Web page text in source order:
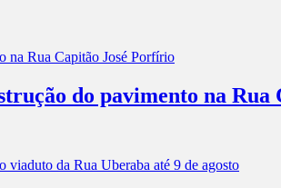
do pavimento na